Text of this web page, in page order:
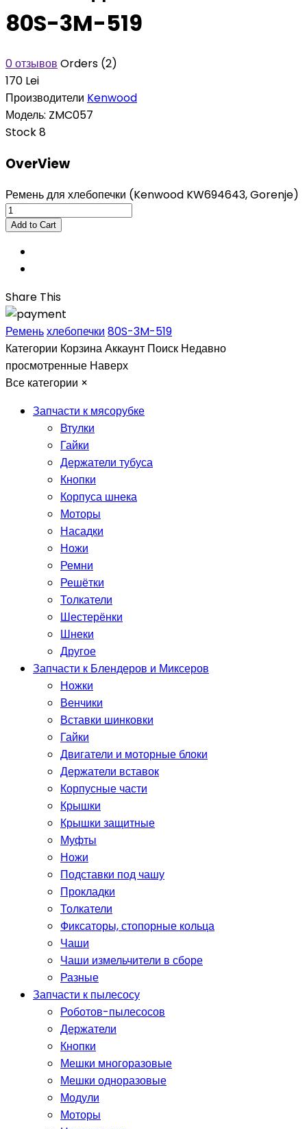
80S-3M-519
0 отзывов Orders (2)
170 Lei
Производители Kenwood
Модель: ZMC057
Stock8
OverView
Ремень для хлебопечки (Kenwood KW694643, Gorenje)
Share This
Ременьхлебопечки 80S-3M-519
Категории КорзинаАккаунт Поиск Недавно
просмотренные Наверх
Все категории ×
Запчасти к мясорубке
Втулки
Гайки
Держатели тубуса
Кнопки
Корпуса шнека
Моторы
Насадки
Ножи
Ремни
Решётки
Толкатели
Шестерёнки
Шнеки
Другое
Запчасти к Блендеров и Миксеров
Ножки
Венчики
Вставки шинковки
Гайки
Двигатели и моторные блоки
Держатели вставок
Корпусные части
Крышки
Крышки защитные
Муфты
Ножи
Подставки под чашу
Прокладки
Толкатели
Фиксаторы, стопорные кольца
Чаши
Чаши измельчители в сборе
Разные
Запчасти к пылесосу
Роботов-пылесосов
Держатели
Кнопки
Мешки многоразовые
Мешки одноразовые
Модули
Моторы